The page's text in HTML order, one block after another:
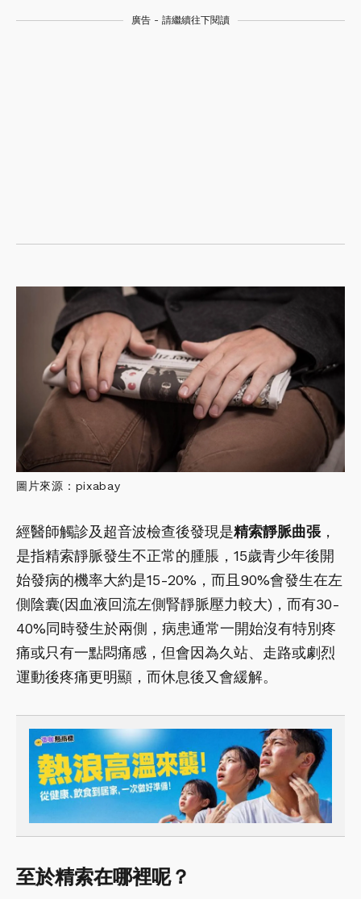
廣告 - 請繼續往下閱讀
圖片來源：pixabay
經醫師觸診及超音波檢查後發現是精索靜脈曲張 ，
是指精索靜脈發生不正常的腫脹，15歲青少年後開
始發病的機率大約是15-20%，而且90%會發生在左
側陰囊(因血液回流左側腎靜脈壓力較大)，而有30-
40%同時發生於兩側，病患通常一開始沒有特別疼
痛或只有一點悶痛感，但會因為久站、走路或劇烈
運動後疼痛更明顯，而休息後又會緩解。
至於精索在哪裡呢？